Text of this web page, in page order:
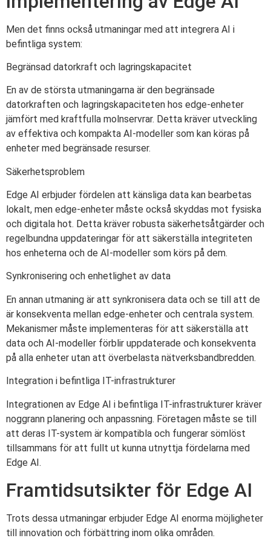
Men det finns också utmaningar med att integrera AI i
befintliga system:
Begränsad datorkraft och lagringskapacitet
En av de största utmaningarna är den begränsade
datorkraften och lagringskapaciteten hos edge-enheter
jämfört med kraftfulla molnservrar. Detta kräver utveckling
av effektiva och kompakta AI-modeller som kan köras på
enheter med begränsade resurser.
Säkerhetsproblem
Edge AI erbjuder fördelen att känsliga data kan bearbetas
lokalt, men edge-enheter måste också skyddas mot fysiska
och digitala hot. Detta kräver robusta säkerhetsåtgärder och
regelbundna uppdateringar för att säkerställa integriteten
hos enheterna och de AI-modeller som körs på dem.
Synkronisering och enhetlighet av data
En annan utmaning är att synkronisera data och se till att de
är konsekventa mellan edge-enheter och centrala system.
Mekanismer måste implementeras för att säkerställa att
data och AI-modeller förblir uppdaterade och konsekventa
på alla enheter utan att överbelasta nätverksbandbredden.
Integration i befintliga IT-infrastrukturer
Integrationen av Edge AI i befintliga IT-infrastrukturer kräver
noggrann planering och anpassning. Företagen måste se till
att deras IT-system är kompatibla och fungerar sömlöst
tillsammans för att fullt ut kunna utnyttja fördelarna med
Edge AI.
Framtidsutsikter för Edge AI
Trots dessa utmaningar erbjuder Edge AI enorma möjligheter
till innovation och förbättring inom olika områden.